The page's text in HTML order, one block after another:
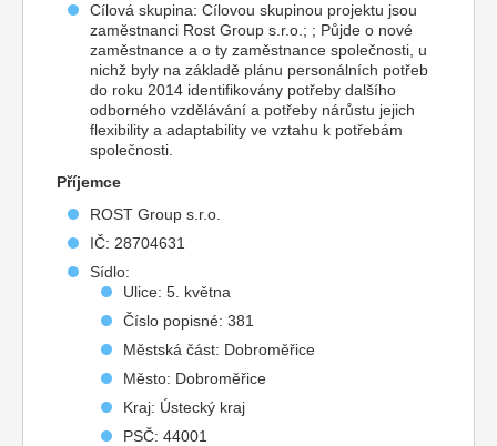
Cílová skupina: Cílovou skupinou projektu jsou
zaměstnanci Rost Group s.r.o.; ; Půjde o nové
zaměstnance a o ty zaměstnance společnosti, u
nichž byly na základě plánu personálních potřeb
do roku 2014 identifikovány potřeby dalšího
odborného vzdělávání a potřeby nárůstu jejich
flexibility a adaptability ve vztahu k potřebám
společnosti.
Příjemce
ROST Group s.r.o.
IČ: 28704631
Sídlo:
Ulice: 5. května
Číslo popisné: 381
Městská část: Dobroměřice
Město: Dobroměřice
Kraj: Ústecký kraj
PSČ: 44001